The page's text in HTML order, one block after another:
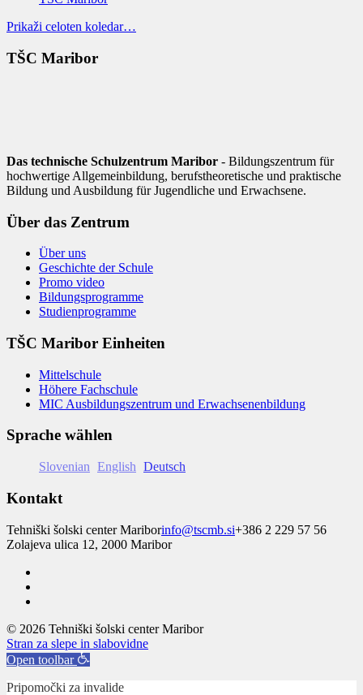
Prikaži celoten koledar…
TŠC Maribor
Das technische Schulzentrum Maribor - Bildungszentrum für
hochwertige Allgemeinbildung, berufstheoretische und praktische
Bildung und Ausbildung für Jugendliche und Erwachsene.
Über das Zentrum
Über uns
Geschichte der Schule
Promo video
Bildungsprogramme
Studienprogramme
TŠC Maribor Einheiten
Mittelschule
Höhere Fachschule
MIC Ausbildungszentrum und Erwachsenenbildung
Sprache wählen
Slovenian English Deutsch
Kontakt
Tehniški šolski center Mariborinfo@tscmb.si+386 2 229 57 56
Zolajeva ulica 12, 2000 Maribor
© 2026 Tehniški šolski center Maribor
Stran za slepe in slabovidne
Open toolbar
Pripomočki za invalide